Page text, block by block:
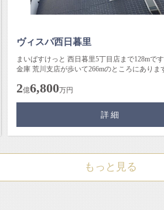
ヴィスパ西日暮里
まいばすけっと 西日暮里5丁目店まで128mで
金庫 荒川支店が歩いて266mのところにありま
2億6,800万円
詳細
もっと見る